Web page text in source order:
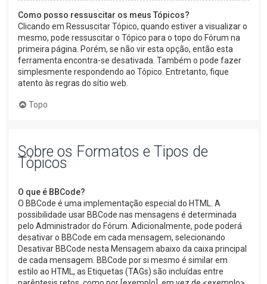
Como posso ressuscitar os meus Tópicos?
Clicando em Ressuscitar Tópico, quando estiver a visualizar o
mesmo, pode ressuscitar o Tópico para o topo do Fórum na
primeira página. Porém, se não vir esta opção, então esta
ferramenta encontra-se desativada. Também o pode fazer
simplesmente respondendo ao Tópico. Entretanto, fique
atento às regras do sítio web.
Topo
Sobre os Formatos e Tipos de
Tópicos
O que é BBCode?
O BBCode é uma implementação especial do HTML. A
possibilidade usar BBCode nas mensagens é determinada
pelo Administrador do Fórum. Adicionalmente, pode poderá
desativar o BBCode em cada mensagem, selecionando
Desativar BBCode nesta Mensagem abaixo da caixa principal
de cada mensagem. BBCode por si mesmo é similar em
estilo ao HTML, as Etiquetas (TAGs) são incluídas entre